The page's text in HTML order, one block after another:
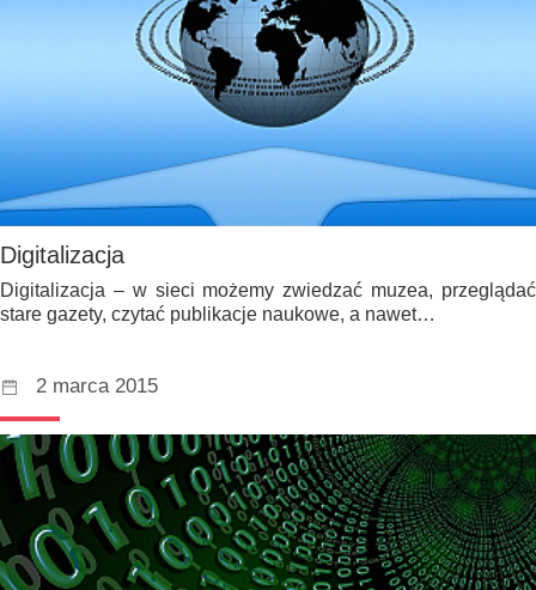
Digitalizacja
Digitalizacja – w sieci możemy zwiedzać muzea, przeglądać
stare gazety, czytać publikacje naukowe, a nawet…
2 marca 2015